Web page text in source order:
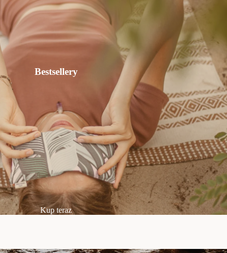
Bestsellery
Kup teraz